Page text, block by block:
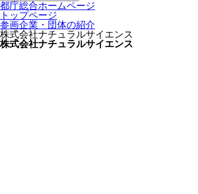
都庁総合ホームページ
トップページ
参画企業・団体の紹介
株式会社ナチュラルサイエンス
株式会社ナチュラルサイエンス